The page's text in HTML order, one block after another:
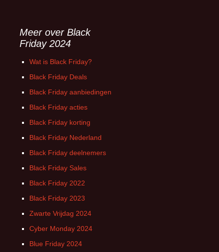
Meer over Black
Friday 2024
Wat is Black Friday?
Black Friday Deals
Black Friday aanbiedingen
Black Friday acties
Black Friday korting
Black Friday Nederland
Black Friday deelnemers
Black Friday Sales
Black Friday 2022
Black Friday 2023
Zwarte Vrijdag 2024
Cyber Monday 2024
Blue Friday 2024